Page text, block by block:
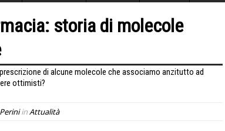
storia di molecole
di alcune molecole che associamo anzitutto ad
ottimisti?
inAttualità